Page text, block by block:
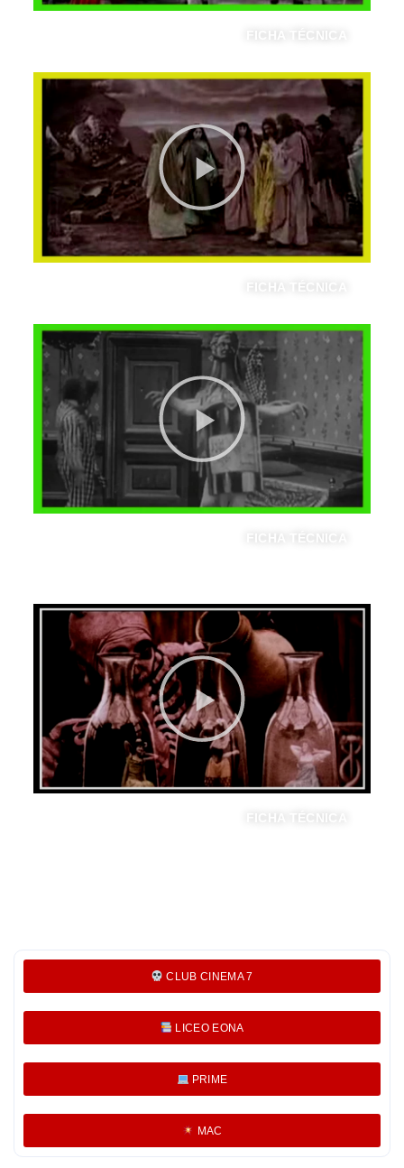
FICHA TÉCNICA
FICHA TÉCNICA
FICHA TÉCNICA
FICHA TÉCNICA
CLUB CINEMA 7
LICEO EONA
PRIME
MAC